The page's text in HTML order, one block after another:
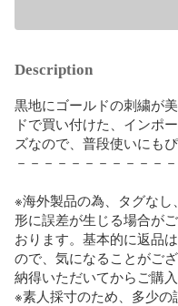
Description
黒地にゴールドの刺繍が
ドで買い付けた、インポ
ズなので、普段使いにもぴ
－－－－－－－－－－－
※海外製品の為、タグな
形に誤差が生じる場合が
おります。基本的に返品
ので、気になることがご
納得いただいてからご購
※素人採寸のため、多少の